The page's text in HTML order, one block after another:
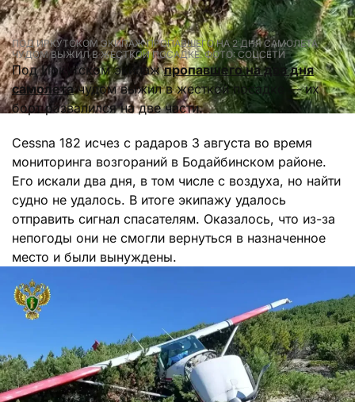
ПОД ИРКУТСКОМ ЭКИПАЖ ПРОПАВШЕГО НА 2 ДНЯ САМОЛЕТА
ЧУДОМ ВЫЖИЛ В ЖЕСТКОЙ ПОСАДКЕ. ФОТО: СОЦСЕТИ
Под Иркутском экипажпропавшего на два дня
самолетачудом выжил в жесткой посадке — их
борт развалился на две части.
Cessna 182 исчез с радаров 3 августа во время
мониторинга возгораний в Бодайбинском районе.
Его искали два дня, в том числе с воздуха, но найти
судно не удалось. В итоге экипажу удалось
отправить сигнал спасателям. Оказалось, что из-за
непогоды они не смогли вернуться в назначенное
место и были вынуждены.